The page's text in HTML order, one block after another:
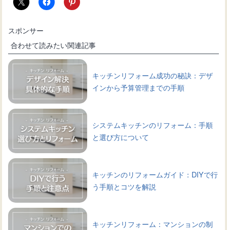
スポンサー
合わせて読みたい関連記事
キッチンリフォーム成功の秘訣：デザ
インから予算管理までの手順
システムキッチンのリフォーム：手順
と選び方について
キッチンのリフォームガイド：DIYで行
う手順とコツを解説
キッチンリフォーム：マンションの制